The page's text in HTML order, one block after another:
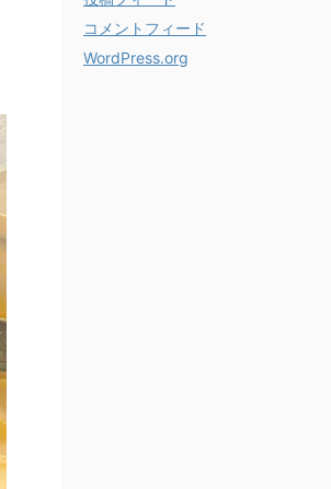
コメントフィード
WordPress.org